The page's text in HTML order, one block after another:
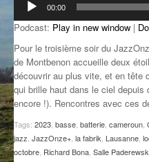
IL ÉTAIT UNE FOIS
L’ASTUCE DE LA PORTE EN
LA FABRIK POÉTIK
LA MINUTE LITTÉRAIRE
LA SOUTERRAINE
audio
00:00
Podcast: Play in new window |
Pour le troisième soir du
de Montbenon accueille deux
découvrir au plus vite, et en tête
qui brille haut dans le ciel
encore !). Rencontres avec ces
Tags: 2023 basse batterie cameroun
jazz JazzOnze+ la fabrik Lausanne
octobre Richard Bona Salle